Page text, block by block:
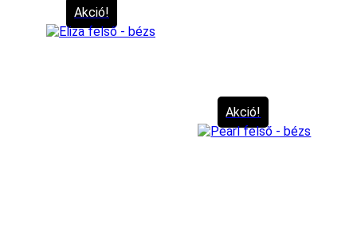
Akció!
Akció!